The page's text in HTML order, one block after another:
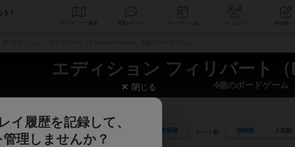
！
データベース コミュニティ
エディション フィリバート
4個のボードゲーム
更新順 登録順 人気順
閉じる
イ履歴を記録して、
理しませんか？